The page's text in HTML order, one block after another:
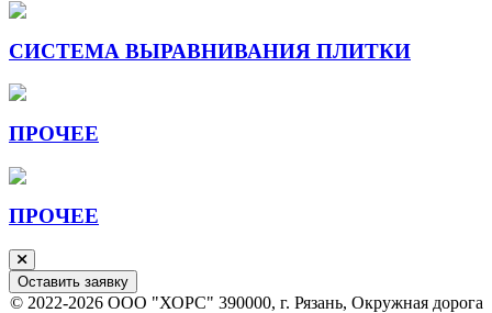
СИСТЕМА ВЫРАВНИВАНИЯ ПЛИТКИ
ПРОЧЕЕ
ПРОЧЕЕ
Оставить заявку
© 2022-2026 ООО "ХОРС" 390000, г. Рязань, Окружная дорога